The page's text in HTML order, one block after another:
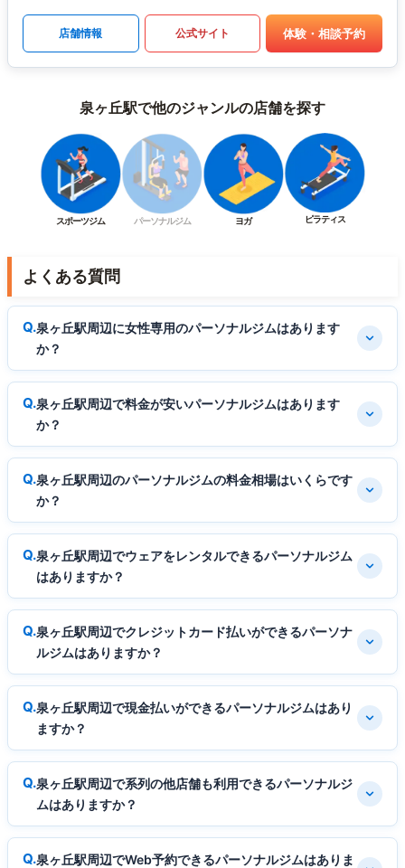
店舗情報 公式サイト 体験・相談予約
泉ヶ丘駅で他のジャンルの店舗を探す
スポーツジム パーソナルジム ヨガ ピラティス
よくある質問
泉ヶ丘駅周辺に女性専用のパーソナルジムはあります
か？
泉ヶ丘駅周辺で料金が安いパーソナルジムはあります
か？
泉ヶ丘駅周辺のパーソナルジムの料金相場はいくらです
か？
泉ヶ丘駅周辺でウェアをレンタルできるパーソナルジム
はありますか？
泉ヶ丘駅周辺でクレジットカード払いができるパーソナ
ルジムはありますか？
泉ヶ丘駅周辺で現金払いができるパーソナルジムはあり
ますか？
泉ヶ丘駅周辺で系列の他店舗も利用できるパーソナルジ
ムはありますか？
泉ヶ丘駅周辺でWeb予約できるパーソナルジムはありま